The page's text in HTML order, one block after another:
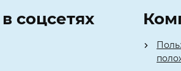
соцсетях